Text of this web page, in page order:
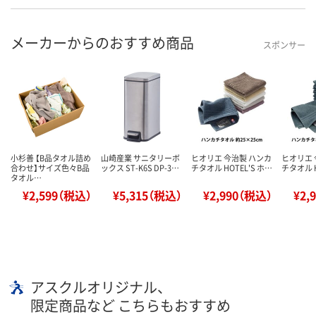
メーカーからのおすすめ商品 スポンサー
小杉善 【B品タオル詰め
合わせ】サイズ色々B品
タオル…
¥2,599（税込）
山崎産業 サニタリーボ
ックス ST-K6S DP-3…
¥5,315（税込）
ヒオリエ 今治製 ハンカ
チタオル HOTEL'S ホ…
¥2,990（税込）
ヒオリエ
チタオル
アスクルオリジナル、
限定商品など こちらもおすすめ